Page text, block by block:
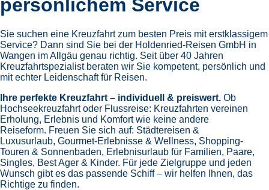
persönlichem Service
Sie suchen eine Kreuzfahrt zum besten Preis mit erstklassigem
Service? Dann sind Sie bei der Holdenried-Reisen GmbH in
Wangen im Allgäu genau richtig. Seit über 40 Jahren
Kreuzfahrtspezialist beraten wir Sie kompetent, persönlich und
mit echter Leidenschaft für Reisen.
Ihre perfekte Kreuzfahrt – individuell & preiswert. Ob
Hochseekreuzfahrt oder Flussreise: Kreuzfahrten vereinen
Erholung, Erlebnis und Komfort wie keine andere
Reiseform. Freuen Sie sich auf: Städtereisen &
Luxusurlaub, Gourmet-Erlebnisse & Wellness, Shopping-
Touren & Sonnenbaden, Erlebnisurlaub für Familien, Paare,
Singles, Best Ager & Kinder. Für jede Zielgruppe und jeden
Wunsch gibt es das passende Schiff – wir helfen Ihnen, das
Richtige zu finden.